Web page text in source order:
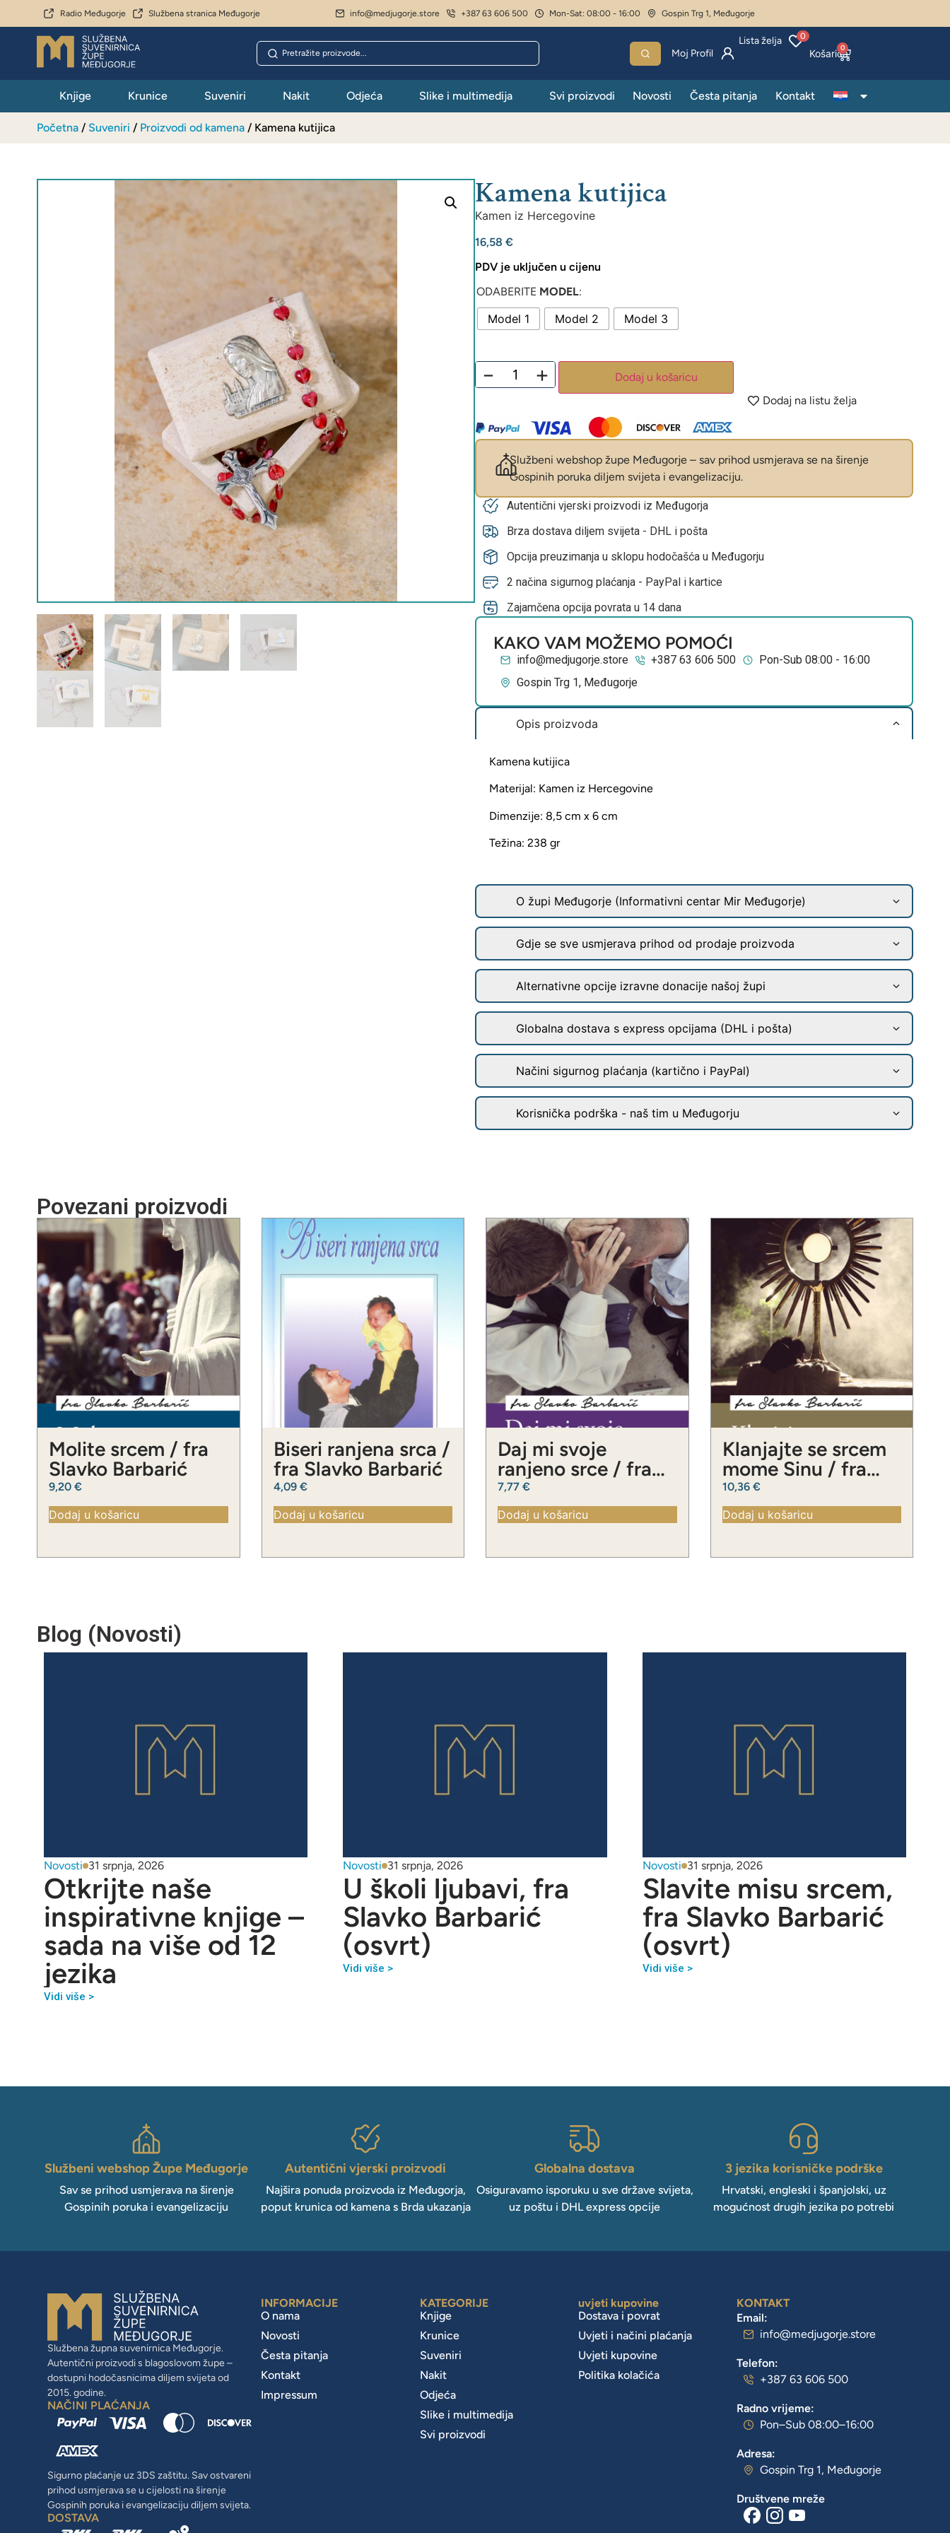
Radio Međugorje Službena stranica Međugorje info@medjugorje.store +387 63 606 500 Mon-Sat: 08:00 - 16:00 Gospin Trg 1, Međugorje
Lista želja 0
Moj Profil 0
Knjige Krunice Suveniri Nakit Odjeća Slike i multimedija Svi proizvodi Novosti Česta pitanja Kontakt
Početna / Suveniri / Proizvodi od kamena / Kamena kutijica
Kamena kutijica
Kamen iz Hercegovine
16,58 €
PDV je uključen u cijenu
ODABERITE MODEL:
Model 1 Model 2 Model 3
− +
Dodaj u košaricu
Dodaj na listu želja
Službeni webshop župe Međugorje – sav prihod usmjerava se na širenje
Gospinih poruka diljem svijeta i evangelizaciju.
Autentični vjerski proizvodi iz Međugorja
Brza dostava diljem svijeta - DHL i pošta
Opcija preuzimanja u sklopu hodočašća u Međugorju
2 načina sigurnog plaćanja - PayPal i kartice
Zajamčena opcija povrata u 14 dana
KAKO VAM MOŽEMO POMOĆI
info@medjugorje.store +387 63 606 500
Pon-Sub 08:00 - 16:00
Gospin Trg 1, Međugorje
Opis proizvoda
Kamena kutijica
Materijal: Kamen iz Hercegovine
Dimenzije: 8,5 cm x 6 cm
Težina: 238 gr
O župi Međugorje (Informativni centar Mir Međugorje)
Gdje se sve usmjerava prihod od prodaje proizvoda
Alternativne opcije izravne donacije našoj župi
Globalna dostava s express opcijama (DHL i pošta)
Načini sigurnog plaćanja (kartično i PayPal)
Korisnička podrška - naš tim u Međugorju
Povezani proizvodi
Molite srcem / fra
Slavko Barbarić
9,20 €
Dodaj u košaricu
Biseri ranjena srca /
fra Slavko Barbarić
4,09 €
Dodaj u košaricu
Daj mi svoje
ranjeno srce / fra
Slavko Barbarić
7,77 €
Dodaj u košaricu
Klanjajte se srcem
mome Sinu / fra
Slavko Barbarić
10,36 €
Dodaj u košaricu
Blog (Novosti)
Novosti 31 srpnja, 2026
Otkrijte naše
inspirativne knjige –
sada na više od 12
jezika
Vidi više >
Novosti 31 srpnja, 2026
U školi ljubavi, fra
Slavko Barbarić
(osvrt)
Vidi više >
Novosti 31 srpnja, 2026
Slavite misu srcem,
fra Slavko Barbarić
(osvrt)
Vidi više >
Službeni webshop Župe Međugorje
Sav se prihod usmjerava na širenje
Gospinih poruka i evangelizaciju
Autentični vjerski proizvodi
Najšira ponuda proizvoda iz Međugorja,
poput krunica od kamena s Brda ukazanja
Globalna dostava
Osiguravamo isporuku u sve države svijeta,
uz poštu i DHL express opcije
3 jezika korisničke podrške
Hrvatski, engleski i španjolski, uz
mogućnost drugih jezika po potrebi
Službena župna suvenirnica Međugorje.
Autentični proizvodi s blagoslovom župe –
dostupni hodočasnicima diljem svijeta od
2015. godine.
NAČINI PLAĆANJA
Sigurno plaćanje uz 3DS zaštitu. Sav ostvareni
prihod usmjerava se u cijelosti na širenje
Gospinih poruka i evangelizaciju diljem svijeta.
DOSTAVA
INFORMACIJE
O nama
Novosti
Česta pitanja
Kontakt
Impressum
KATEGORIJE
Knjige
Krunice
Suveniri
Nakit
Odjeća
Slike i multimedija
Svi proizvodi
uvjeti kupovine
Dostava i povrat
Uvjeti i načini plaćanja
Uvjeti kupovine
Politika kolačića
KONTAKT
Email:
info@medjugorje.store
Telefon:
+387 63 606 500
Radno vrijeme:
Pon–Sub 08:00–16:00
Adresa:
Gospin Trg 1, Međugorje
Društvene mreže